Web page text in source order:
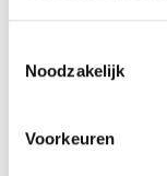
Noodzakelijk
Voorkeuren
Ga naar webshop